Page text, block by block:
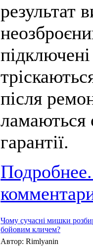
результат
після
ламаються
гарантії.
Чому сучасні мишки
бойовим кличем?
Автор: Rimlyanin